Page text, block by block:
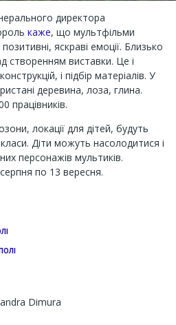
директора
каже, що мультфільми
яскраві емоції. Близько
створенням виставки. Це і
і підбір матеріалів. У
деревина, лоза, глина.
працівників.
локації для дітей, будуть
Діти можуть насолодитися і
персонажів мультиків.
по 13 вересня.
Dimura